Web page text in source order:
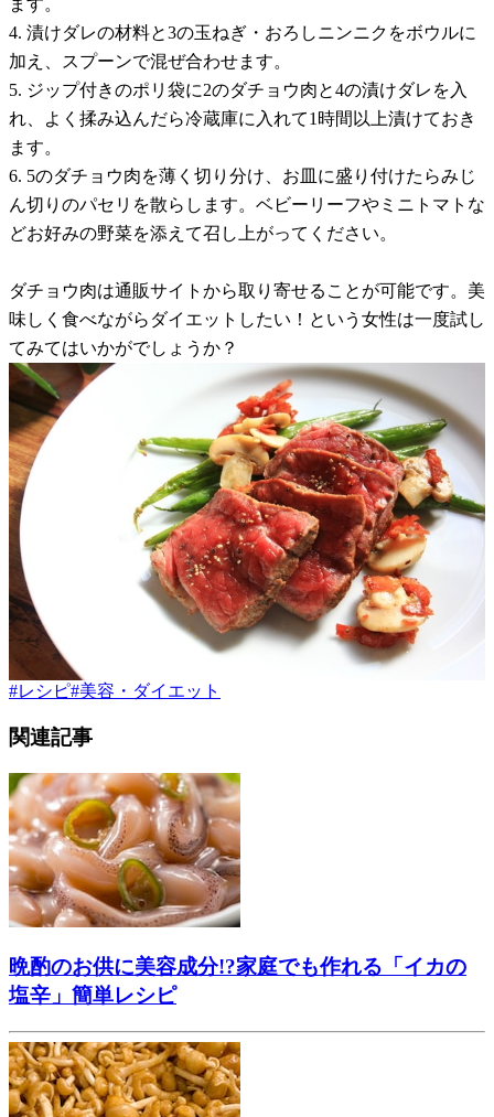
4. 漬けダレの材料と3の玉ねぎ・おろしニンニクをボウルに
加え、スプーンで混ぜ合わせます。
5. ジップ付きのポリ袋に2のダチョウ肉と4の漬けダレを入
れ、よく揉み込んだら冷蔵庫に入れて1時間以上漬けておき
ます。
6. 5のダチョウ肉を薄く切り分け、お皿に盛り付けたらみじ
ん切りのパセリを散らします。ベビーリーフやミニトマトな
どお好みの野菜を添えて召し上がってください。
ダチョウ肉は通販サイトから取り寄せることが可能です。美
味しく食べながらダイエットしたい！という女性は一度試し
てみてはいかがでしょうか？
#レシピ#美容・ダイエット
関連記事
晩酌のお供に美容成分!?家庭でも作れる「イカの
塩辛」簡単レシピ